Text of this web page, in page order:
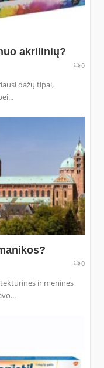
akrilinių?
0
dažų tipai,
0
ir meninės